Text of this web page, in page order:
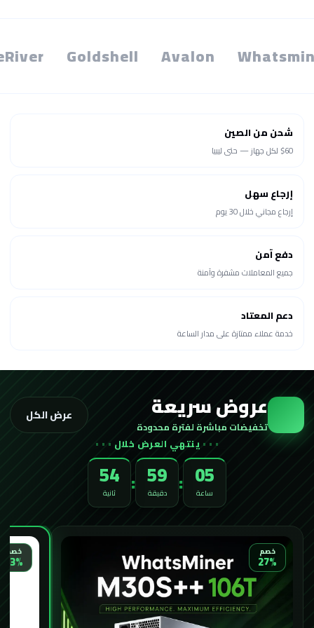
Avalon
Goldshell
شحن من الصين
$60 لكل جهاز — حتى ليبيا
إرجاع سهل
إرجاع مجاني خلال 30 يوم
دفع آمن
جميع المعاملات مشفرة وآمنة
دعم المعتاد
خدمة عملاء ممتازة على مدار الساعة
عروض سريعة
تخفيضات مباشرة لفترة محدودة
ينتهي العرض خلال
05
ساعة :
59
دقيقة :
52
ثانية
عرض الكل
خصم
27% خصم
33%